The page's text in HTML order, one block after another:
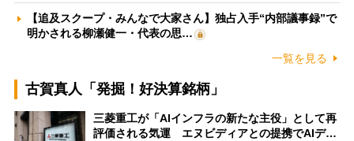
【追及スクープ・みんなで大家さん】独占入手“内部議事録”で
明かされる柳瀬健一・代表の思…
一覧を見る
古賀真人「発掘！好決算銘柄」
三菱重工が「AIインフラの新たな主役」として再
評価される気運 エヌビディアとの提携でAIデ…